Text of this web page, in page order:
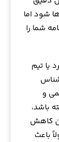
شود اما
شما را
یا تیم
و
باشد،
کاهش
باعث